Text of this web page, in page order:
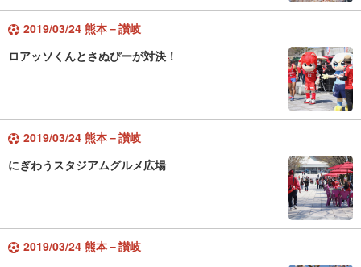
2019/03/24 熊本－讃岐
ロアッソくんとさぬぴーが対決！
2019/03/24 熊本－讃岐
にぎわうスタジアムグルメ広場
2019/03/24 熊本－讃岐